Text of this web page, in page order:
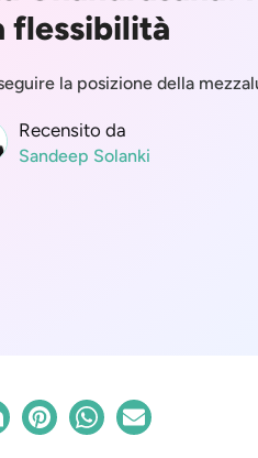
flessibilità
la posizione della
Recensito da
Sandeep Solanki